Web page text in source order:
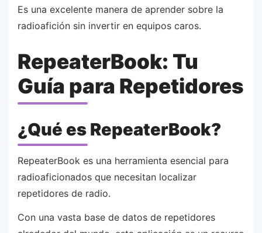
Es una excelente manera de aprender sobre la
radioafición sin invertir en equipos caros.
RepeaterBook: Tu
Guía para Repetidores
¿Qué es RepeaterBook?
RepeaterBook es una herramienta esencial para
radioaficionados que necesitan localizar
repetidores de radio.
Con una vasta base de datos de repetidores